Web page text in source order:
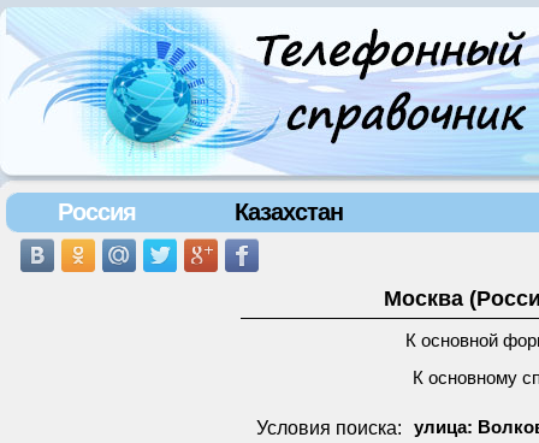
Россия Казахстан
Москва
К основной
К основному
Условия поиска: улица: